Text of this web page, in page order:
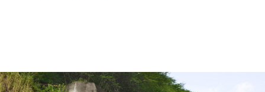
Idroelettrico - Enel Green Power